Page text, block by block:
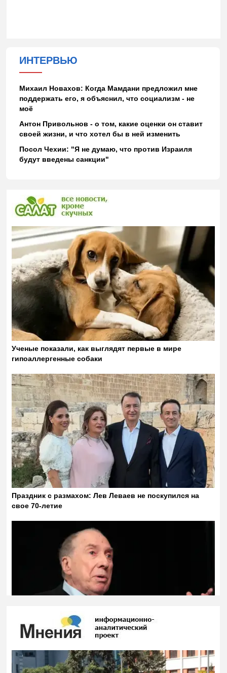
ИНТЕРВЬЮ
Михаил Новахов: Когда Мамдани предложил мне
поддержать его, я объяснил, что социализм - не
моё
Антон Привольнов - о том, какие оценки он ставит
своей жизни, и что хотел бы в ней изменить
Посол Чехии: "Я не думаю, что против Израиля
будут введены санкции"